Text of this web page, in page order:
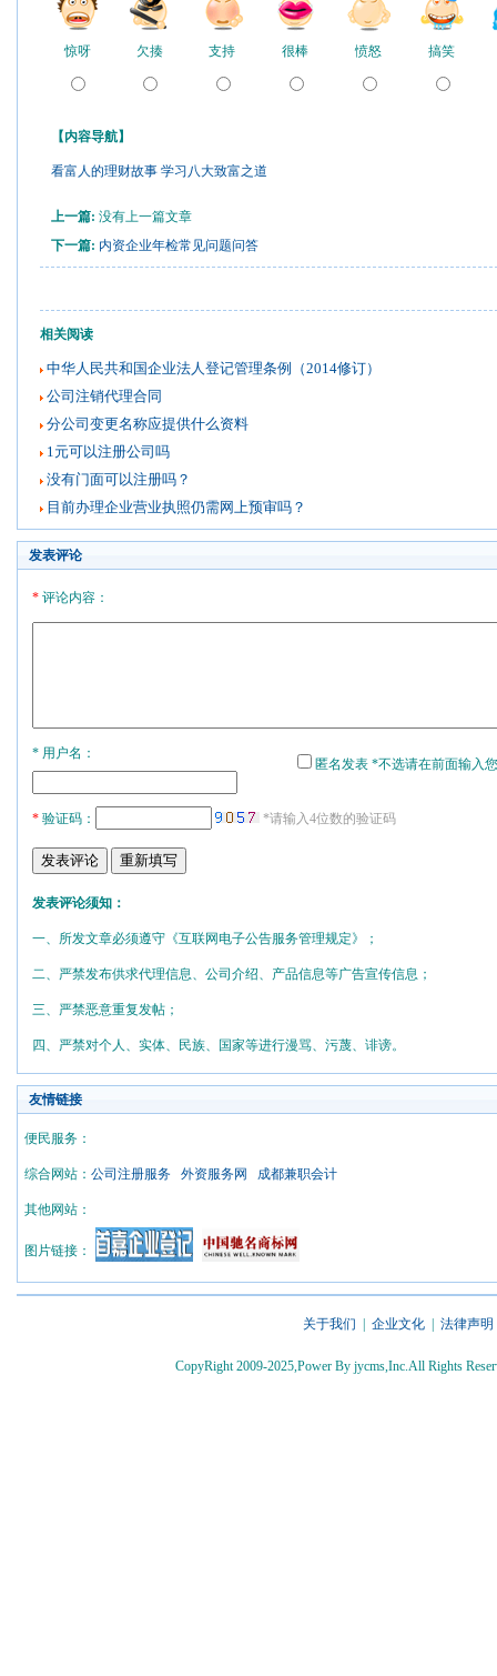
惊呀 欠揍 支持 很棒 愤怒 搞笑
【内容导航】
看富人的理财故事 学习八大致富之道
上一篇: 没有上一篇文章
下一篇: 内资企业年检常见问题问答
相关阅读
中华人民共和国企业法人登记管理条例（2014修订）
公司注销代理合同
分公司变更名称应提供什么资料
1元可以注册公司吗
没有门面可以注册吗？
目前办理企业营业执照仍需网上预审吗？
发表评论
*评论内容：
* 用户名：
匿名发表 *不选请在前面输入
*验证码： *请输入4位数的验证码
发表评论须知：
一、所发文章必须遵守《互联网电子公告服务管理规定》；
二、严禁发布供求代理信息、公司介绍、产品信息等广告宣传信息；
三、严禁恶意重复发帖；
四、严禁对个人、实体、民族、国家等进行漫骂、污蔑、诽谤。
友情链接
便民服务：
综合网站： 公司注册服务 外资服务网 成都兼职会计
其他网站：
图片链接：
关于我们 | 企业文化 | 法律声明
CopyRight 2009-2025,Power By jycms,Inc.All Rights